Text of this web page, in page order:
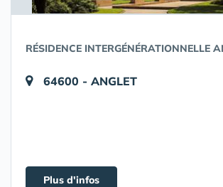
RÉSIDENCE INTERGÉNÉRATIONNELLE
64600 - ANGLET
Plus d'infos